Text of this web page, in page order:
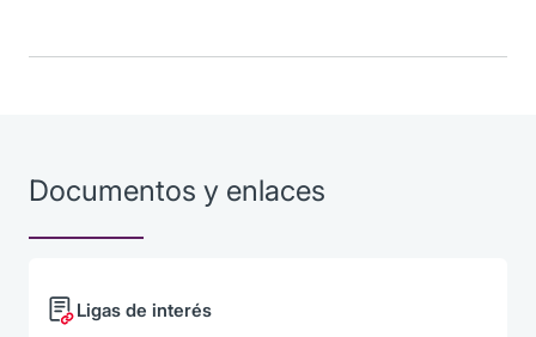
Documentos y enlaces
Ligas de interés